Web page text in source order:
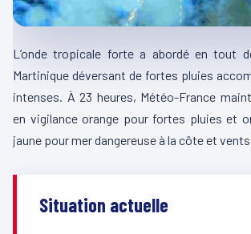
L’onde tropicale forte a abordé en tout
Martinique déversant de fortes pluies
intenses. À 23 heures, Météo-France
en vigilance orange pour fortes pluies et
jaune pour mer dangereuse à la côte et
Situation actuelle